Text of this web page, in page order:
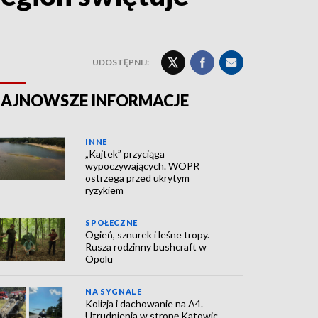
UDOSTĘPNIJ:
INFORMACJE
INNE
„Kajtek” przyciąga
wypoczywających. WOPR
ostrzega przed ukrytym
ryzykiem
SPOŁECZNE
Ogień, sznurek i leśne tropy.
Rusza rodzinny bushcraft w
Opolu
NA SYGNALE
Kolizja i dachowanie na A4.
Utrudnienia w stronę Katowic